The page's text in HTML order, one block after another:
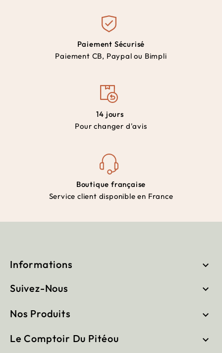
Paiement Sécurisé
Paiement CB, Paypal ou Bimpli
14 jours
Pour changer d'avis
Boutique française
Service client disponible en France
Informations 
Suivez-Nous 
Nos Produits 
Le Comptoir Du Pitéou 